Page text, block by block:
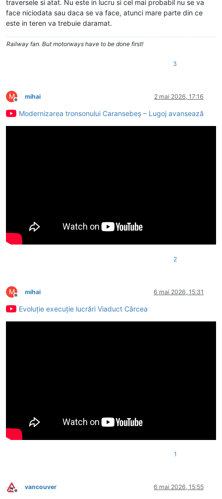
traversele si atat. Nu este in lucru si cel mai probabil nu se va
face niciodata sau daca se va face, atunci mare parte din ce
este in teren va trebuie daramat.
Railway fan. But motorways have to be done first!
3
M
Deconectat
mihai 2 mai 2026, 17:16
Modernizarea tronsonului Caransebeș – Lugoj avansează
2
M
Deconectat
mihai 6 mai 2026, 15:31
Evoluție execuție lucrări Viaduct Cârcea
1
Deconectat
vancouver 6 mai 2026, 15:55